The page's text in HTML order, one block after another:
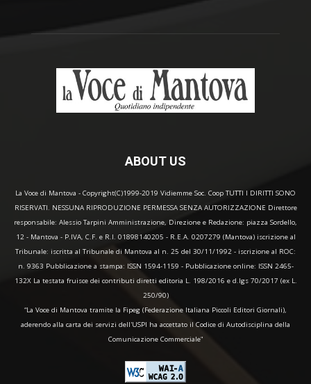
ABOUT US
La Voce di Mantova - Copyright(C)1999-2019 Vidiemme Soc. Coop TUTTI I DIRITTI SONO
RISERVATI. NESSUNA RIPRODUZIONE PERMESSA SENZA AUTORIZZAZIONE Direttore
responsabile: Alessio Tarpini Amministrazione, Direzione e Redazione: piazza Sordello,
12 - Mantova - P.IVA, C.F. e R.I. 01898140205 - R.E.A. 0207279 (Mantova) iscrizione al
Tribunale: iscritta al Tribunale di Mantova al n. 25 del 30/11/1992 - iscrizione al ROC:
n. 9363 Pubblicazione a stampa: ISSN 1594-1159 - Pubblicazione online: ISSN 2465-
132X La testata fruisce dei contributi diretti editoria L. 198/2016 e d.lgs 70/2017 (ex L.
250/90)
“La Voce di Mantova tramite la Fipeg (Federazione Italiana Piccoli Editori Giornali),
aderendo alla carta dei servizi dell'USPI ha accettato il Codice di Autodisciplina della
Comunicazione Commerciale"